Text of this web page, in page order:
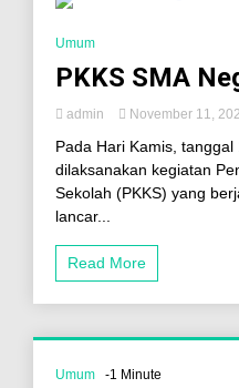
Umum
PKKS SMA
admin November 11,
Pada Hari Kamis,
dilaksanakan kegiatan
Sekolah (PKKS) yang
lancar...
Read More
Umum -1 Minute